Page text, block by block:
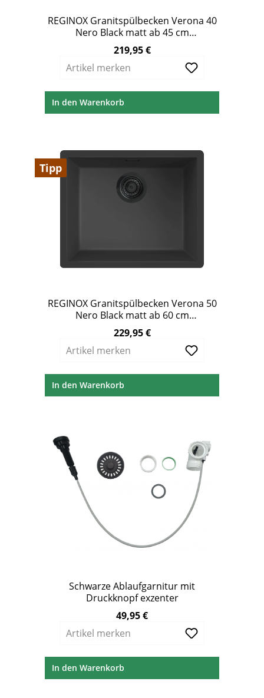
REGINOX Granitspülbecken Verona 40
Nero Black matt ab 45 cm
Unterschrank
Regulärer Preis:219,95 €
Artikel merken
In den Warenkorb
Tipp
REGINOX Granitspülbecken Verona 50
Nero Black matt ab 60 cm
Unterschrank
Regulärer Preis:229,95 €
Artikel merken
In den Warenkorb
Schwarze Ablaufgarnitur mit
Druckknopf exzenter
Regulärer Preis:49,95 €
Artikel merken
In den Warenkorb